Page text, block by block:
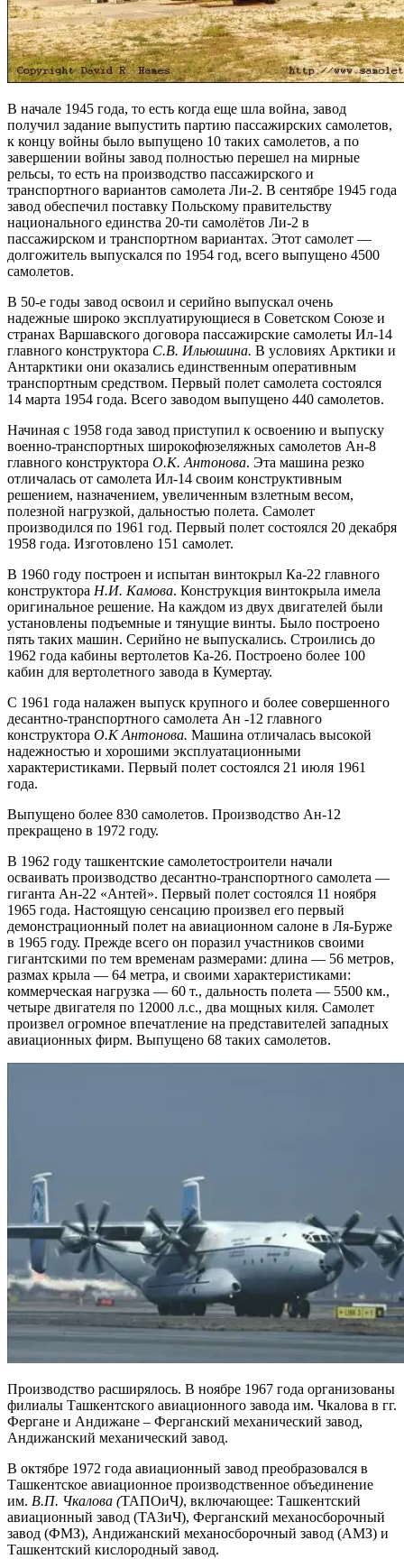
В начале 1945 года, то есть когда еще шла война, завод
получил задание выпустить партию пассажирских самолетов,
к концу войны было выпущено 10 таких самолетов, а по
завершении войны завод полностью перешел на мирные
рельсы, то есть на производство пассажирского и
транспортного вариантов самолета Ли-2. В сентябре 1945 года
завод обеспечил поставку Польскому правительству
национального единства 20-ти самолётов Ли-2 в
пассажирском и транспортном вариантах. Этот самолет —
долгожитель выпускался по 1954 год, всего выпущено 4500
самолетов.
В 50-е годы завод освоил и серийно выпускал очень
надежные широко эксплуатирующиеся в Советском Союзе и
странах Варшавского договора пассажирские самолеты Ил-14
главного конструктора С.В. Ильюшина. В условиях Арктики и
Антарктики они оказались единственным оперативным
транспортным средством. Первый полет самолета состоялся
14 марта 1954 года. Всего заводом выпущено 440 самолетов.
Начиная с 1958 года завод приступил к освоению и выпуску
военно-транспортных широкофюзеляжных самолетов Ан-8
главного конструктора О.К. Антонова. Эта машина резко
отличалась от самолета Ил-14 своим конструктивным
решением, назначением, увеличенным взлетным весом,
полезной нагрузкой, дальностью полета. Самолет
производился по 1961 год. Первый полет состоялся 20 декабря
1958 года. Изготовлено 151 самолет.
В 1960 году построен и испытан винтокрыл Ка-22 главного
конструктора Н.И. Камова. Конструкция винтокрыла имела
оригинальное решение. На каждом из двух двигателей были
установлены подъемные и тянущие винты. Было построено
пять таких машин. Серийно не выпускались. Строились до
1962 года кабины вертолетов Ка-26. Построено более 100
кабин для вертолетного завода в Кумертау.
С 1961 года налажен выпуск крупного и более совершенного
десантно-транспортного самолета Ан -12 главного
конструктора О.К Антонова. Машина отличалась высокой
надежностью и хорошими эксплуатационными
характеристиками. Первый полет состоялся 21 июля 1961
года.
Выпущено более 830 самолетов. Производство Ан-12
прекращено в 1972 году.
В 1962 году ташкентские самолетостроители начали
осваивать производство десантно-транспортного самолета —
гиганта Ан-22 «Антей». Первый полет состоялся 11 ноября
1965 года. Настоящую сенсацию произвел его первый
демонстрационный полет на авиационном салоне в Ля-Бурже
в 1965 году. Прежде всего он поразил участников своими
гигантскими по тем временам размерами: длина — 56 метров,
размах крыла — 64 метра, и своими характеристиками:
коммерческая нагрузка — 60 т., дальность полета — 5500 км.,
четыре двигателя по 12000 л.с., два мощных киля. Самолет
произвел огромное впечатление на представителей западных
авиационных фирм. Выпущено 68 таких самолетов.
Производство расширялось. В ноябре 1967 года организованы
филиалы Ташкентского авиационного завода им. Чкалова в гг.
Фергане и Андижане – Ферганский механический завод,
Андижанский механический завод.
В октябре 1972 года авиационный завод преобразовался в
Ташкентское авиационное производственное объединение
им. В.П. Чкалова (ТАПОиЧ), включающее: Ташкентский
авиационный завод (ТАЗиЧ), Ферганский механосборочный
завод (ФМЗ), Андижанский механосборочный завод (АМЗ) и
Ташкентский кислородный завод.